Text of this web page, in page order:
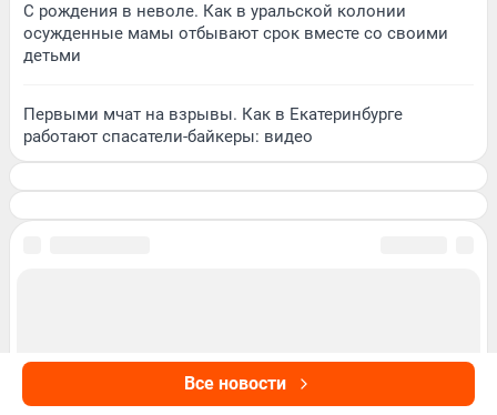
Все новости
С рождения в неволе. Как в уральской колонии
осужденные мамы отбывают срок вместе со своими
детьми
Первыми мчат на взрывы. Как в Екатеринбурге
работают спасатели-байкеры: видео